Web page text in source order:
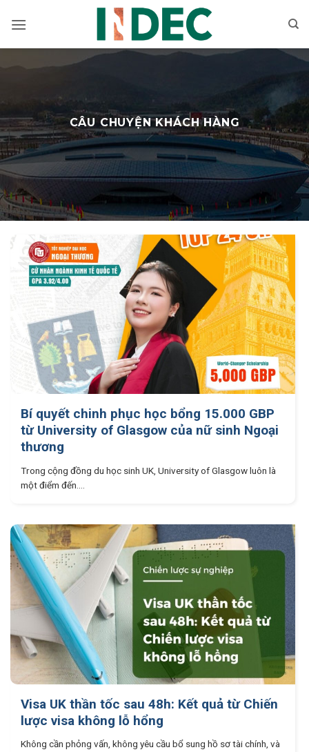
qua
CÂU CHUYỆN KHÁCH HÀNG
Bí quyết chinh phục học bổng 15.000 GBP
từ University of Glasgow của nữ sinh Ngoại
thương
Trong cộng đồng du học sinh UK, University of Glasgow luôn là
một điểm đến....
Visa UK thần tốc sau 48h: Kết quả từ Chiến
lược visa không lỗ hổng
Không cần phỏng vấn, không yêu cầu bổ sung hồ sơ tài chính, và